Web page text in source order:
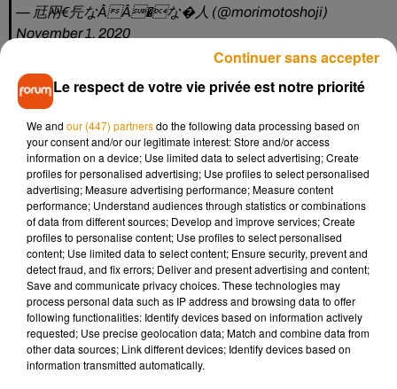
— 㒬㒳€㒫なÂÂ�な�人 (@morimotoshoji)
November 1, 2020
Depuis qu'il a créé son "entreprise",Shoji Mori­moto a
rencontré 3 000 personnes environ, et voit trois à quatre
clients chaque jour à l'heure actuelle.
vous d'entrer seul dans une boutique ? Il vous manque un
joueur dans votre équipe ? Avez-vous besoin de quelqu'un
pour garder une place pour vous ? Je ne peux rien faire
d'autre que des choses faciles", explique-t-il sur les réseaux
sociaux à ceux qui aimerait profiter de ses services. Par
exemple,le Japonais raconte avoir été engagé pour un
simple déjeuner, pour attraper des papillons dans un parc
ou pour poser pour des photos sur Instagram. "La majorité
des gens le louent parce qu'ils s'ennuient ou se sentent
seuls", a-t-il confié àThe Independent.
Malgré tout, cet habitant de Tokyo garde toujours une
certaine distance avec ses clients.
Le respect de votre vie privée est notre priorité
We and our (447) partnersdo the following data processing based on
your consent and/or our legitimate interest: Store and/or access
information on a device; Use limited data to select advertising; Create
profiles for personalised advertising; Use profiles to select personalised
advertising; Measure advertising performance; Measure content
performance; Understand audiences through statistics or combinations
of data from different sources; Develop and improve services; Create
profiles to personalise content; Use profiles to select personalised
content; Use limited data to select content; Ensure security, prevent and
detect fraud, and fix errors; Deliver and present advertising and content;
Save and communicate privacy choices. These technologies may
process personal data such as IP address and browsing data to offer
following functionalities: Identify devices based on information actively
requested; Use precise geolocation data; Match and combine data from
other data sources; Link different devices; Identify devices based on
information transmitted automatically.
Continuer sans accepter